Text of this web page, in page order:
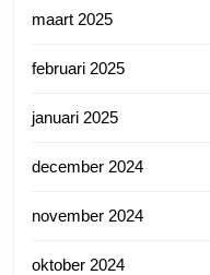
maart 2025
februari 2025
januari 2025
december 2024
november 2024
oktober 2024